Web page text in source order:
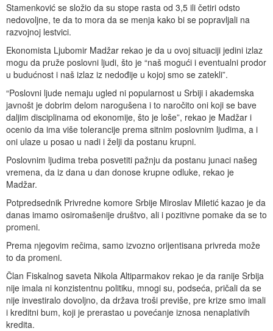
Stamenković se složio da su stope rasta od 3,5 ili četiri odsto
nedovoljne, te da to mora da se menja kako bi se popravljali na
razvojnoj lestvici.
Ekonomista Ljubomir Madžar rekao je da u ovoj situaciji jedini izlaz
mogu da pruže poslovni ljudi, što je “naš mogući i eventualni prodor
u budućnost i naš izlaz iz nedođije u kojoj smo se zatekli”.
“Poslovni ljude nemaju ugled ni popularnost u Srbiji i akademska
javnošt je dobrim delom narogušena i to naročito oni koji se bave
daljim disciplinama od ekonomije, što je loše”, rekao je Madžar i
ocenio da ima više tolerancije prema sitnim poslovnim ljudima, a i
oni ulaze u posao u nadi i želji da postanu krupni.
Poslovnim ljudima treba posvetiti pažnju da postanu junaci našeg
vremena, da iz dana u dan donose krupne odluke, rekao je
Madžar.
Potpredsednik Privredne komore Srbije Miroslav Miletić kazao je da
danas imamo osiromašenije društvo, ali i pozitivne pomake da se to
promeni.
Prema njegovim rečima, samo izvozno orijentisana privreda može
to da promeni.
Član Fiskalnog saveta Nikola Altiparmakov rekao je da ranije Srbija
nije imala ni konzistentnu politiku, mnogi su, podseća, pričali da se
nije investiralo dovoljno, da država troši previše, pre krize smo imali
i kreditni bum, koji je prerastao u povećanje iznosa nenaplativih
kredita.